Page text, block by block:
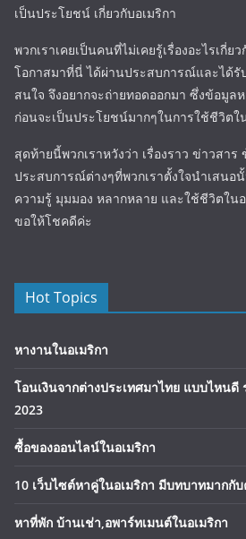
เป็นประโยชน์ เกี่ยวกับอเมริกา
พวกเราเคยเป็นคนที่ไม่เคยรู้เรื่องอะไรเกี่ย
โอกาสมาที่นี่ ได้ผ่านประสบการณ์และได้รั
สนใจ จึงอยากจะถ่ายทอดออกมา ซึ่งข้อมูล
ก่อนจะเป็นประโยชน์มากๆในการใช้ชีวิตใ
สุดท้ายนี้พวกเราหวังว่า เรื่องราว ข่าวสา
ประสบการณ์ต่างๆที่พวกเราตั้งใจนำเสนอ
ความรู้ มุมมอง หลากหลาย และใช้ชีวิตใน
ขอให้โชคดีค่ะ
Hot Topics
หางานในอเมริกา
โอนเงินจากต่างประเทศมาไทย แบบไหนดี
2023
ซื้อของออนไลน์ในอเมริกา
10 เว็บไซต์หาคู่ในอเมริกา มีบทบาทมากกั
หาที่พัก บ้านเช่า,อพาร์ทเมนต์ในอเมริกา